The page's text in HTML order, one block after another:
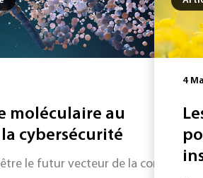
moléculaire au
cybersécurité
être le futur vecteur de la
4